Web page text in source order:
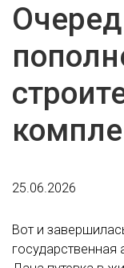
25.06.2026
Вот и
государственная